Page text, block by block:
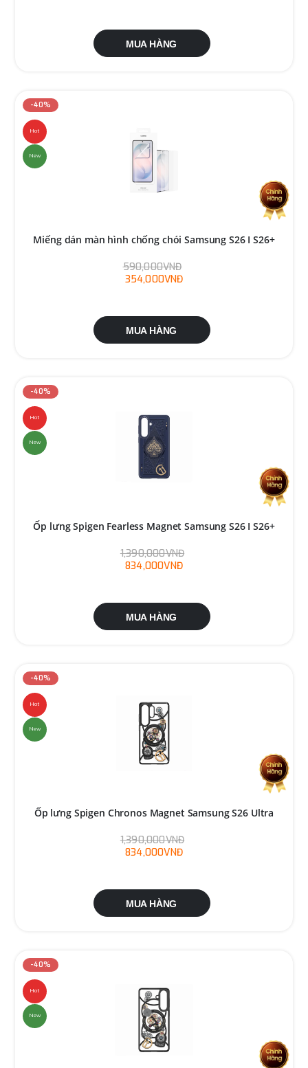
MUA HÀNG
-40%
Hot
New
Miếng dán màn hình chống chói Samsung S26 I S26+
590,000VNĐ
354,000VNĐ
MUA HÀNG
-40%
Hot
New
Ốp lưng Spigen Fearless Magnet Samsung S26 I S26+
1,390,000VNĐ
834,000VNĐ
MUA HÀNG
-40%
Hot
New
Ốp lưng Spigen Chronos Magnet Samsung S26 Ultra
1,390,000VNĐ
834,000VNĐ
MUA HÀNG
-40%
Hot
New